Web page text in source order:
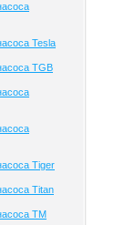
Tesla
TGB
Tiger
Titan
TM